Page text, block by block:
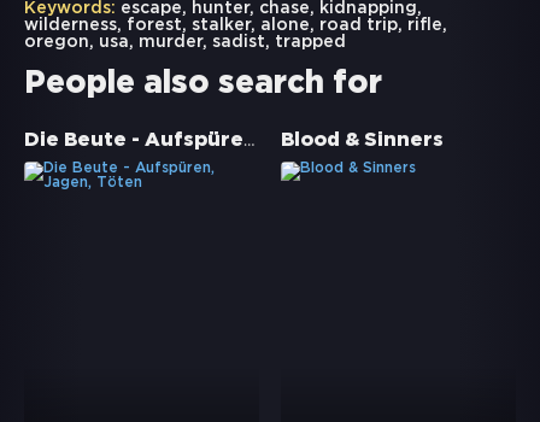
Keywords: escape, hunter, chase, kidnapping ,
wilderness, forest, stalker, alone, road trip, rifle,
oregon, usa, murder, sadist, trapped
People also search for
Die Beute - Aufspüren, Jagen, Töten Blood & Sinners